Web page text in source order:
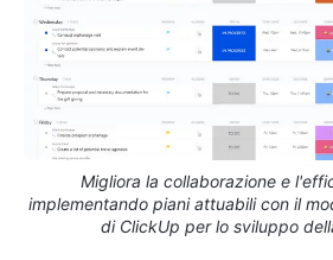
Migliora la collaborazione e
implementando piani attuabili con il
di ClickUp per lo sviluppo